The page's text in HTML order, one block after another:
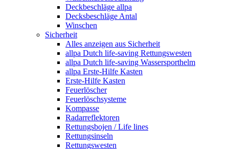
Deckbeschläge allpa
Decksbeschläge Antal
Winschen
Sicherheit
Alles anzeigen aus Sicherheit
allpa Dutch life-saving Rettungswesten
allpa Dutch life-saving Wassersporthelm
allpa Erste-Hilfe Kasten
Erste-Hilfe Kasten
Feuerlöscher
Feuerlöschsysteme
Kompasse
Radarreflektoren
Rettungsbojen / Life lines
Rettungsinseln
Rettungswesten